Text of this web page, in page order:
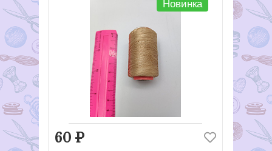
Новинка
60 Р